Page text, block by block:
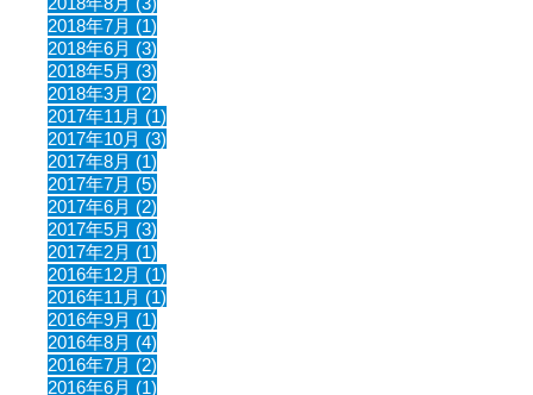
2018年7月 (1)
2018年6月 (3)
2018年5月 (3)
2018年3月 (2)
2017年11月 (1)
2017年10月 (3)
2017年8月 (1)
2017年7月 (5)
2017年6月 (2)
2017年5月 (3)
2017年2月 (1)
2016年12月 (1)
2016年11月 (1)
2016年9月 (1)
2016年8月 (4)
2016年7月 (2)
2016年6月 (1)